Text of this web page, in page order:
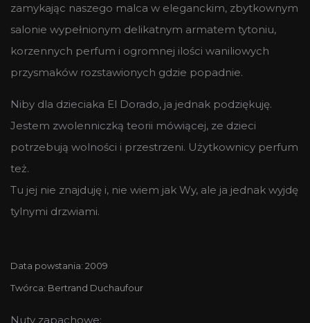
zamykając naszego malca w eleganckim, zbytkownym
salonie wypełnionym delikatnym armatem tytoniu,
korzennych perfum i ogromnej ilości waniliowych
przysmaków rozstawionych gdzie popadnie.
Niby dla dzieciaka El Dorado, ja jednak podziękuję.
Jestem zwolenniczką teorii mówiącej, ze dzieci
potrzebują wolności i przestrzeni. Użytkownicy perfum
też.
Tu jej nie znajduję i, nie wiem jak Wy, ale ja jednak wyjdę
tylnymi drzwiami.
Data powstania: 2009
Twórca: Bertrand Duchaufour
Nuty zapachowe: